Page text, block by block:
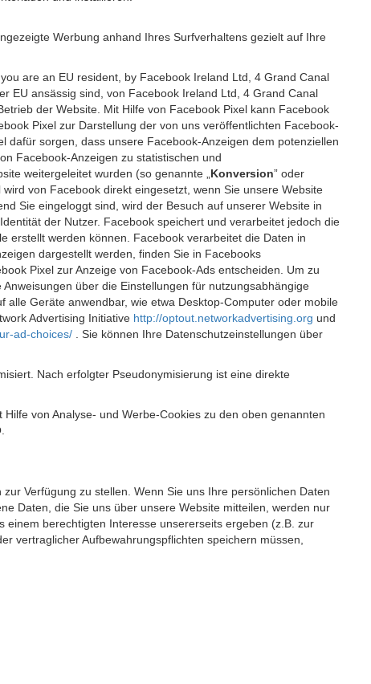
Werbung anhand Ihres Surfverhaltens gezielt auf Ihre
are an EU resident, by Facebook Ireland Ltd, 4 Grand Canal
EU ansässig sind, von Facebook Ireland Ltd, 4 Grand Canal
der Website. Mit Hilfe von Facebook Pixel kann Facebook
Pixel zur Darstellung der von uns veröffentlichten Facebook-
sorgen, dass unsere Facebook-Anzeigen dem potenziellen
Facebook-Anzeigen zu statistischen und
weitergeleitet wurden (so genannte „ Konversion” oder
von Facebook direkt eingesetzt, wenn Sie unsere Website
Sie eingeloggt sind, wird der Besuch auf unserer Website in
der Nutzer. Facebook speichert und verarbeitet jedoch die
erstellt werden können. Facebook verarbeitet die Daten in
dargestellt werden, finden Sie in Facebooks
Pixel zur Anzeige von Facebook-Ads entscheiden. Um zu
über die Einstellungen für nutzungsabhängige
alle Geräte anwendbar, wie etwa Desktop-Computer oder mobile
Advertising Initiative http://optout.networkadvertising.org und
ad-choices/
. Sie können Ihre Datenschutzeinstellungen über
Nach erfolgter Pseudonymisierung ist eine direkte
von Analyse- und Werbe-Cookies zu den oben genannten
Verfügung zu stellen. Wenn Sie uns Ihre persönlichen Daten
Daten, die Sie uns über unsere Website mitteilen, werden nur
einem berechtigten Interesse unsererseits ergeben (z.B. zur
vertraglicher Aufbewahrungspflichten speichern müssen,